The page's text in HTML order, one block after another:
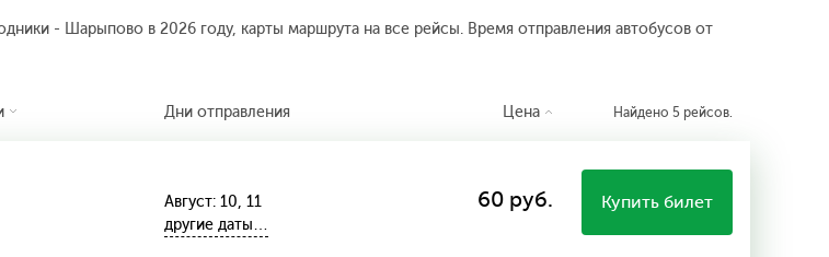
- Шарыпово в 2026 году, карты маршрута на все рейсы. Время отправления автобусов от
Дни отправления Цена Найдено 5 рейсов.
Август: 10, 11
другие даты…
60 руб. Купить билет